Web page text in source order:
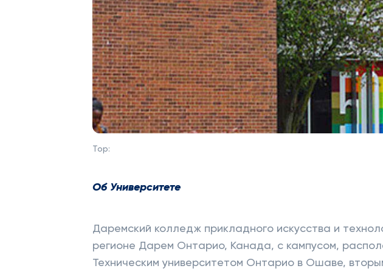
Top:
Об Университете
Даремский колледж прикладного искусства и
регионе Дарем Онтарио, Канада, с кампусом,
Техническим университетом Онтарио в Ошаве,